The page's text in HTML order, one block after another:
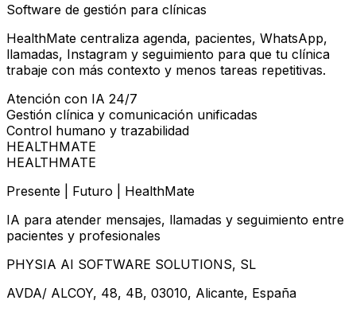
Software de gestión para clínicas
HealthMate centraliza agenda, pacientes, WhatsApp,
llamadas, Instagram y seguimiento para que tu clínica
trabaje con más contexto y menos tareas repetitivas.
Atención con IA 24/7
Gestión clínica y comunicación unificadas
Control humano y trazabilidad
HEALTHMATE
HEALTHMATE
Presente | Futuro | HealthMate
IA para atender mensajes, llamadas y seguimiento entre
pacientes y profesionales
PHYSIA AI SOFTWARE SOLUTIONS, SL
AVDA/ ALCOY, 48, 4B, 03010, Alicante, España